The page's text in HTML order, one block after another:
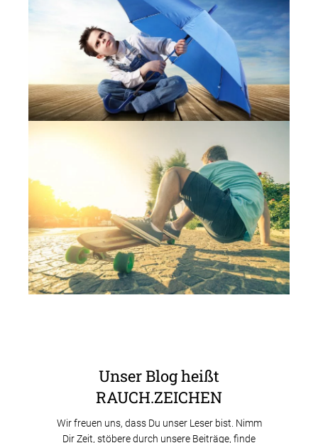
Unser Blog heißt
RAUCH.ZEICHEN
Wir freuen uns, dass Du unser Leser bist. Nimm
Dir Zeit, stöbere durch unsere Beiträge, finde